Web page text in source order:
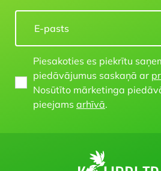
Piesakoties es piekrītu
piedāvājumus saskaņā ar
Nosūtīto mārketinga
pieejams arhīvā.